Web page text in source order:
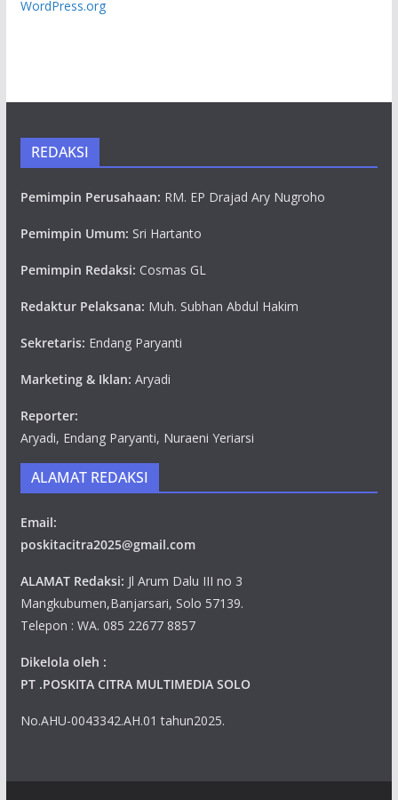
WordPress.org
REDAKSI
Pemimpin Perusahaan: RM. EP Drajad Ary Nugroho
Pemimpin Umum: Sri Hartanto
Pemimpin Redaksi: Cosmas GL
Redaktur Pelaksana: Muh. Subhan Abdul Hakim
Sekretaris: Endang Paryanti
Marketing & Iklan: Aryadi
Reporter:
Aryadi, Endang Paryanti, Nuraeni Yeriarsi
ALAMAT REDAKSI
Email:
poskitacitra2025@gmail.com
ALAMAT Redaksi: Jl Arum Dalu III no 3
Mangkubumen,Banjarsari, Solo 57139.
Telepon : WA. 085 22677 8857
Dikelola oleh :
PT .POSKITA CITRA MULTIMEDIA SOLO
No.AHU-0043342.AH.01 tahun2025.